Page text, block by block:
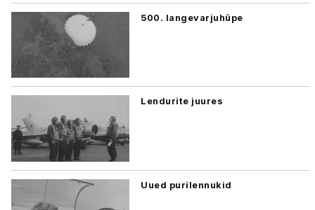
500. langevarjuhüpe
Lendurite juures
Uued purilennukid